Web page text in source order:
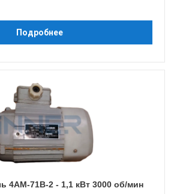
Подробнее
4АМ-71B-2 - 1,1 кВт 3000 об/мин